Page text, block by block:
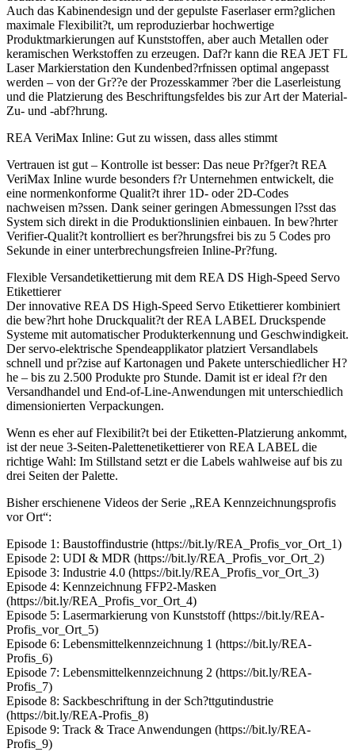
Auch das Kabinendesign und der gepulste Faserlaser erm?glichen
maximale Flexibilit?t, um reproduzierbar hochwertige
Produktmarkierungen auf Kunststoffen, aber auch Metallen oder
keramischen Werkstoffen zu erzeugen. Daf?r kann die REA JET FL
Laser Markierstation den Kundenbed?rfnissen optimal angepasst
werden – von der Gr??e der Prozesskammer ?ber die Laserleistung
und die Platzierung des Beschriftungsfeldes bis zur Art der Material-
Zu- und -abf?hrung.
REA VeriMax Inline: Gut zu wissen, dass alles stimmt
Vertrauen ist gut – Kontrolle ist besser: Das neue Pr?fger?t REA
VeriMax Inline wurde besonders f?r Unternehmen entwickelt, die
eine normenkonforme Qualit?t ihrer 1D- oder 2D-Codes
nachweisen m?ssen. Dank seiner geringen Abmessungen l?sst das
System sich direkt in die Produktionslinien einbauen. In bew?hrter
Verifier-Qualit?t kontrolliert es ber?hrungsfrei bis zu 5 Codes pro
Sekunde in einer unterbrechungsfreien Inline-Pr?fung.
Flexible Versandetikettierung mit dem REA DS High-Speed Servo
Etikettierer
Der innovative REA DS High-Speed Servo Etikettierer kombiniert
die bew?hrt hohe Druckqualit?t der REA LABEL Druckspende
Systeme mit automatischer Produkterkennung und Geschwindigkeit.
Der servo-elektrische Spendeapplikator platziert Versandlabels
schnell und pr?zise auf Kartonagen und Pakete unterschiedlicher H?
he – bis zu 2.500 Produkte pro Stunde. Damit ist er ideal f?r den
Versandhandel und End-of-Line-Anwendungen mit unterschiedlich
dimensionierten Verpackungen.
Wenn es eher auf Flexibilit?t bei der Etiketten-Platzierung ankommt,
ist der neue 3-Seiten-Palettenetikettierer von REA LABEL die
richtige Wahl: Im Stillstand setzt er die Labels wahlweise auf bis zu
drei Seiten der Palette.
Bisher erschienene Videos der Serie „REA Kennzeichnungsprofis
vor Ort“:
Episode 1: Baustoffindustrie (https://bit.ly/REA_Profis_vor_Ort_1)
Episode 2: UDI & MDR (https://bit.ly/REA_Profis_vor_Ort_2)
Episode 3: Industrie 4.0 (https://bit.ly/REA_Profis_vor_Ort_3)
Episode 4: Kennzeichnung FFP2-Masken
(https://bit.ly/REA_Profis_vor_Ort_4)
Episode 5: Lasermarkierung von Kunststoff (https://bit.ly/REA-
Profis_vor_Ort_5)
Episode 6: Lebensmittelkennzeichnung 1 (https://bit.ly/REA-
Profis_6)
Episode 7: Lebensmittelkennzeichnung 2 (https://bit.ly/REA-
Profis_7)
Episode 8: Sackbeschriftung in der Sch?ttgutindustrie
(https://bit.ly/REA-Profis_8)
Episode 9: Track & Trace Anwendungen (https://bit.ly/REA-
Profis_9)